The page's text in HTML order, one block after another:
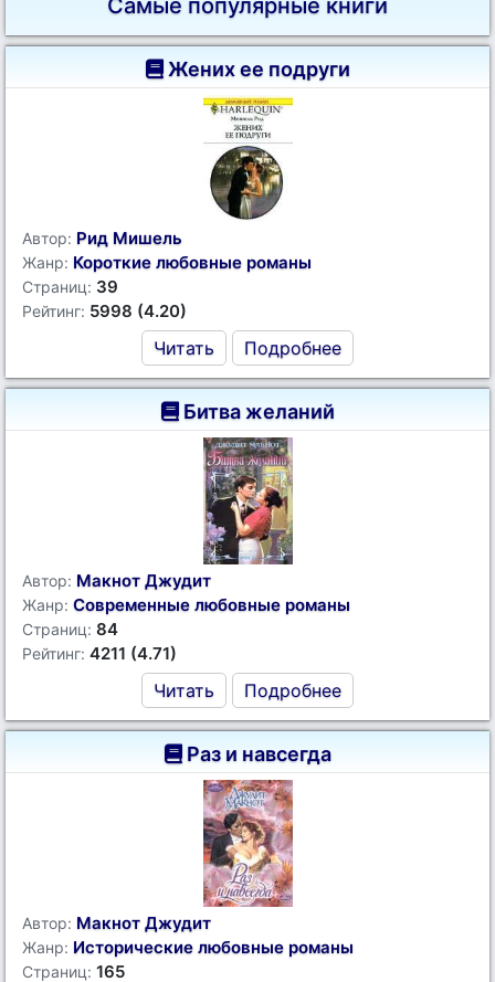
Самые популярные книги
Жених ее подруги
Автор: Рид Мишель
Жанр: Короткие любовные романы
Страниц: 39
Рейтинг: 5998 (4.20)
Читать Подробнее
Битва желаний
Автор: Макнот Джудит
Жанр: Современные любовные романы
Страниц: 84
Рейтинг: 4211 (4.71)
Читать Подробнее
Раз и навсегда
Автор: Макнот Джудит
Жанр: Исторические любовные романы
Страниц: 165